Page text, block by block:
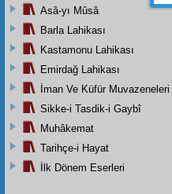
Asâ-yı Mûsâ
Barla Lahikası
Kastamonu Lahikası
Emirdağ Lahikası
İman Ve Küfür Muvazeneleri
Sikke-i Tasdik-i Gaybî
Muhâkemat
Tarihçe-i Hayat
İlk Dönem Eserleri